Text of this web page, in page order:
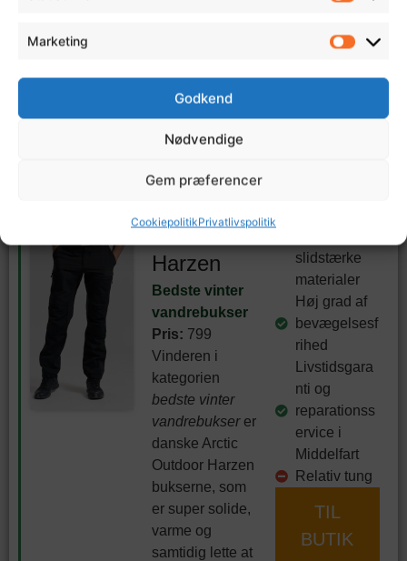
Marketing
Godkend
Nødvendige
Gem præferencer
CookiepolitikPrivatlivspolitik
vandre i.
Outdoor
Harzen
Bedste vinter
vandrebukser
Pris: 799
Vinderen i
kategorien
bedste vinter
vandrebukserer
danske Arctic
Outdoor Harzen
bukserne, som
er super solide,
varme og
samtidig lette at
slidstærke
materialer
Høj grad af
bevægelsesf
rihed
Livstidsgara
nti og
reparationss
ervice i
Middelfart
Relativ tung
TIL
BUTIK